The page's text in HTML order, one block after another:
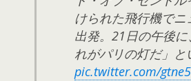
けられた飛行機で
出発。21日の午後
れがパリの灯だ」と
pic.twitter.com/